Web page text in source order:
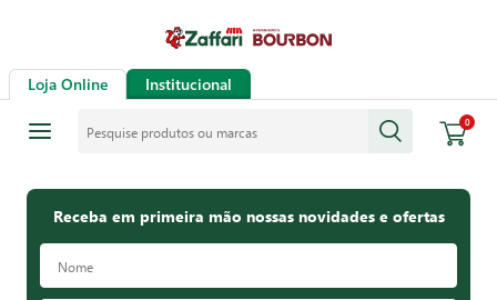
Loja Online Institucional
0
Receba em primeira mão nossas novidades e ofertas